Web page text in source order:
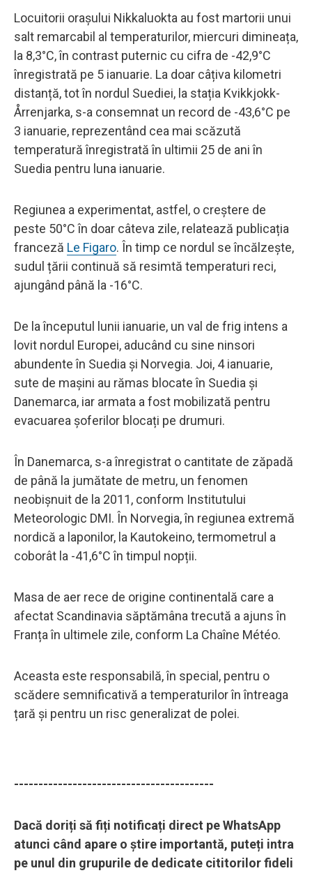
Locuitorii orașului Nikkaluokta au fost martorii unui
salt remarcabil al temperaturilor, miercuri dimineața,
la 8,3°C, în contrast puternic cu cifra de -42,9°C
înregistrată pe 5 ianuarie. La doar câțiva kilometri
distanță, tot în nordul Suediei, la stația Kvikkjokk-
Årrenjarka, s-a consemnat un record de -43,6°C pe
3 ianuarie, reprezentând cea mai scăzută
temperatură înregistrată în ultimii 25 de ani în
Suedia pentru luna ianuarie.
Regiunea a experimentat, astfel, o creștere de
peste 50°C în doar câteva zile, relatează publicația
franceză Le Figaro. În timp ce nordul se încălzește,
sudul țării continuă să resimtă temperaturi reci,
ajungând până la -16°C.
De la începutul lunii ianuarie, un val de frig intens a
lovit nordul Europei, aducând cu sine ninsori
abundente în Suedia și Norvegia. Joi, 4 ianuarie,
sute de mașini au rămas blocate în Suedia și
Danemarca, iar armata a fost mobilizată pentru
evacuarea șoferilor blocați pe drumuri.
În Danemarca, s-a înregistrat o cantitate de zăpadă
de până la jumătate de metru, un fenomen
neobișnuit de la 2011, conform Institutului
Meteorologic DMI. În Norvegia, în regiunea extremă
nordică a laponilor, la Kautokeino, termometrul a
coborât la -41,6°C în timpul nopții.
Masa de aer rece de origine continentală care a
afectat Scandinavia săptămâna trecută a ajuns în
Franța în ultimele zile, conform La Chaîne Météo.
Aceasta este responsabilă, în special, pentru o
scădere semnificativă a temperaturilor în întreaga
țară și pentru un risc generalizat de polei.
-----------------------------------------
Dacă doriți să fiți notificați direct pe WhatsApp
atunci când apare o știre importantă, puteți intra
pe unul din grupurile de dedicate cititorilor fideli